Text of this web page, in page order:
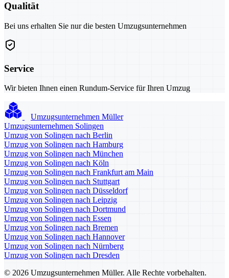
Qualität
Bei uns erhalten Sie nur die besten Umzugsunternehmen
Service
Wir bieten Ihnen einen Rundum-Service für Ihren Umzug
Umzugsunternehmen Müller
Umzugsunternehmen Solingen
Umzug von Solingen nach Berlin
Umzug von Solingen nach Hamburg
Umzug von Solingen nach München
Umzug von Solingen nach Köln
Umzug von Solingen nach Frankfurt am Main
Umzug von Solingen nach Stuttgart
Umzug von Solingen nach Düsseldorf
Umzug von Solingen nach Leipzig
Umzug von Solingen nach Dortmund
Umzug von Solingen nach Essen
Umzug von Solingen nach Bremen
Umzug von Solingen nach Hannover
Umzug von Solingen nach Nürnberg
Umzug von Solingen nach Dresden
© 2026 Umzugsunternehmen Müller. Alle Rechte vorbehalten.